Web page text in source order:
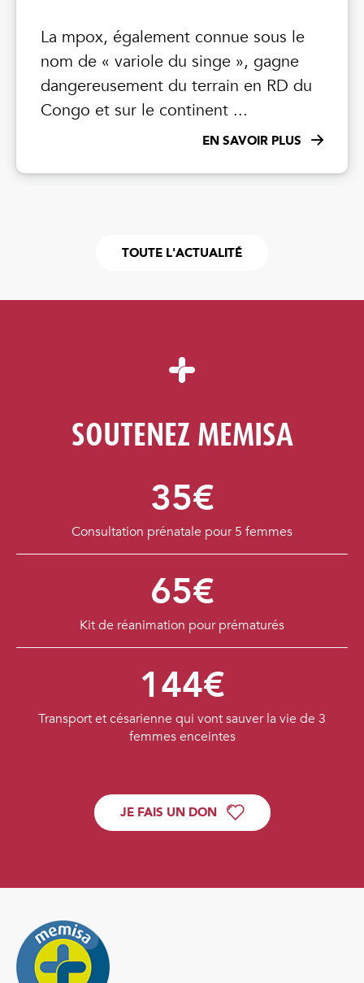
La mpox, également connue sous le
nom de « variole du singe », gagne
dangereusement du terrain en RD du
Congo et sur le continent ...
EN SAVOIR PLUS
TOUTE L'ACTUALITÉ
SOUTENEZ MEMISA
35€
Consultation prénatale pour 5 femmes
65€
Kit de réanimation pour prématurés
144€
Transport et césarienne qui vont sauver la vie de 3
femmes enceintes
JE FAIS UN DON